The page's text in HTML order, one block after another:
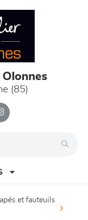
(85)
et fauteuils